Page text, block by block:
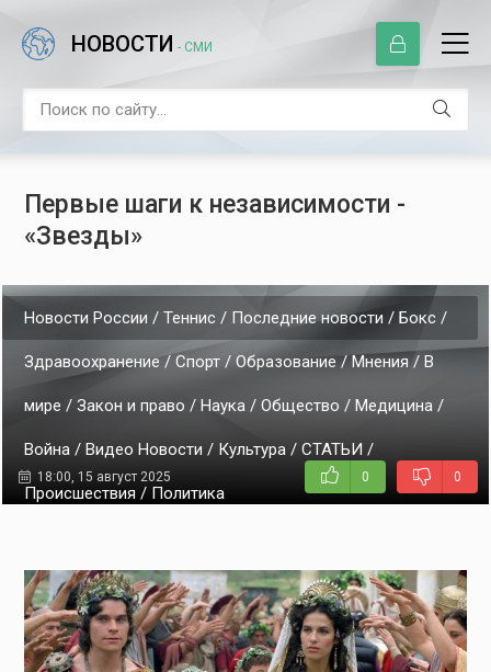
НОВОСТИ - СМИ
Первые шаги к независимости -
«Звезды»
Новости России / Теннис / Последние новости / Бокс /
Здравоохранение / Спорт / Образование / Мнения / В
мире / Закон и право / Наука / Общество / Медицина /
Война / Видео Новости / Культура / СТАТЬИ /
Происшествия / Политика
18:00, 15 август 2025 0 0